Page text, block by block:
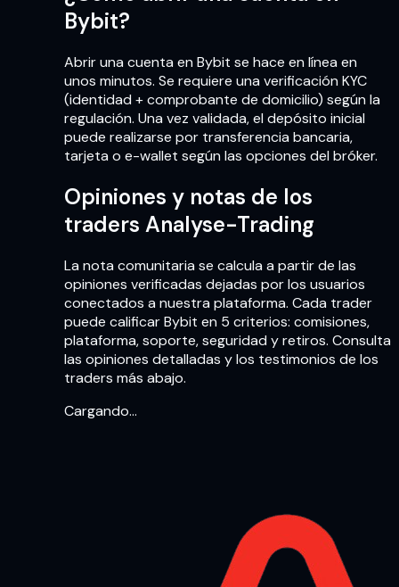
Bybit?
Abrir una cuenta en Bybit se hace en línea en
unos minutos. Se requiere una verificación KYC
(identidad + comprobante de domicilio) según la
regulación. Una vez validada, el depósito inicial
puede realizarse por transferencia bancaria,
tarjeta o e-wallet según las opciones del bróker.
Opiniones y notas de los
traders Analyse-Trading
La nota comunitaria se calcula a partir de las
opiniones verificadas dejadas por los usuarios
conectados a nuestra plataforma. Cada trader
puede calificar Bybit en 5 criterios: comisiones,
plataforma, soporte, seguridad y retiros. Consulta
las opiniones detalladas y los testimonios de los
traders más abajo.
Cargando…